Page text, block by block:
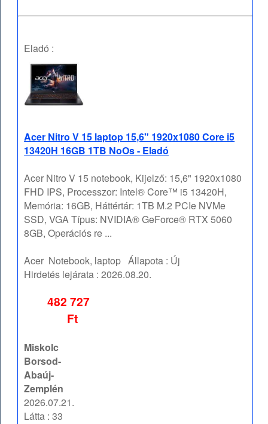
Eladó :
Acer Nitro V 15 laptop 15,6" 1920x1080 Core i5
13420H 16GB 1TB NoOs - Eladó
Acer Nitro V 15 notebook, Kijelző: 15,6" 1920x1080
FHD IPS, Processzor: Intel® Core™ i5 13420H,
Memória: 16GB, Háttértár: 1TB M.2 PCIe NVMe
SSD, VGA Típus: NVIDIA® GeForce® RTX 5060
8GB, Operációs re ...
Acer Notebook, laptop Állapota : Új
Hirdetés lejárata :2026.08.20.
482 727
Ft
Miskolc
Borsod-
Abaúj-
Zemplén
2026.07.21.
Látta : 33